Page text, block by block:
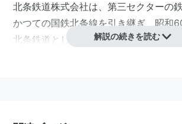
北条鉄道株式会社は、第三セクターの
かつての国鉄北条線を引き継ぎ、昭和
北条鉄道 として営業している。
解説の続きを読む